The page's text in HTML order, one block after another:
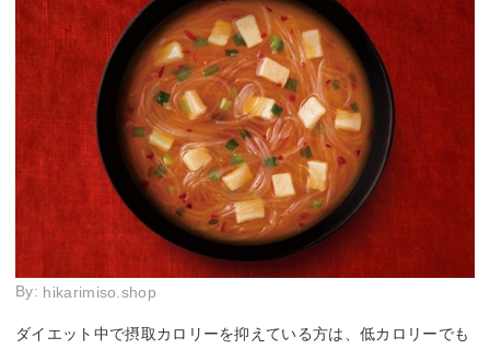
By: hikarimiso.shop
ダイエット中で摂取カロリーを抑えている方は、低カロリーでも